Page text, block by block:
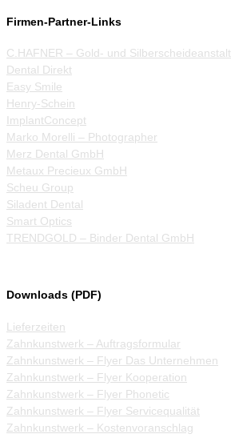
Firmen-Partner-Links
C.HAFNER – Gold- und Silberscheideanstalt
Dental Direkt
Easy Smile
Henry-Schein
ImplantConcept
Marko Morelli – Photographer
Merz Dental GmbH
Metaux Precieux GmbH
Scheu Group
Siladent Dental
Smart Optics
TRENDGOLD – Binder Dental GmbH
Downloads (PDF)
Lieferzeiten
Zahnkunstwerk – Auftragsformular
Zahnkunstwerk – Flyer Das Unternehmen
Zahnkunstwerk – Flyer Kooperation
Zahnkunstwerk – Flyer Phonetic
Zahnkunstwerk – Flyer Servicequalität
Zahnkunstwerk – Kostenvoranschlag